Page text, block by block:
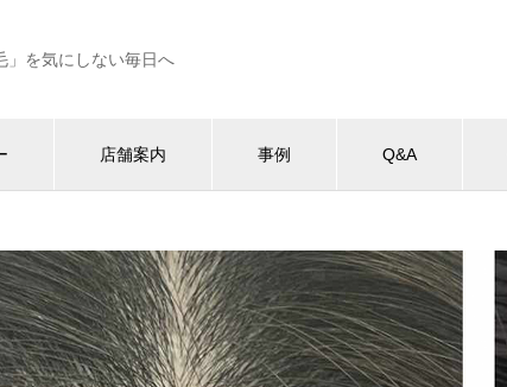
」を気にしない毎日へ
店舗案内 事例 Q&A